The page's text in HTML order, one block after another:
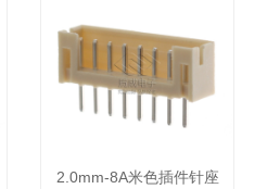
2.0mm-8A米色插件针座